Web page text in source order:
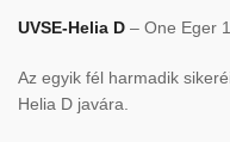
UVSE-Helia D – One Eger
Az egyik fél harmadik
Helia D javára.